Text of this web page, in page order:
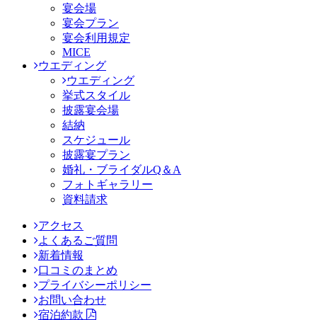
宴会場
宴会プラン
宴会利用規定
MICE
ウエディング
ウエディング
挙式スタイル
披露宴会場
結納
スケジュール
披露宴プラン
婚礼・ブライダルQ＆A
フォトギャラリー
資料請求
アクセス
よくあるご質問
新着情報
口コミのまとめ
プライバシーポリシー
お問い合わせ
宿泊約款